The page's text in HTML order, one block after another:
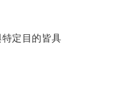
定目的皆具